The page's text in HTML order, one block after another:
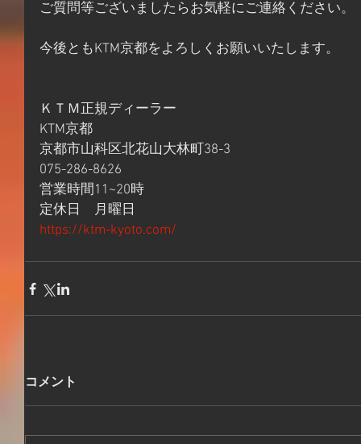
ご質問等ございましたらお気軽にご連絡ください。
今後ともKTM京都をよろしくお願いいたします。
ＫＴＭ正規ディーラー
KTM京都
京都市山科区北花山大林町38-3
075-286-8626
営業時間11~20時
定休日　月曜日
https://ktm-kyoto.com/
コメント